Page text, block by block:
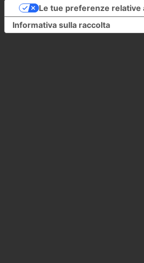
Informativa sulla raccolta
Le tue preferenze relative